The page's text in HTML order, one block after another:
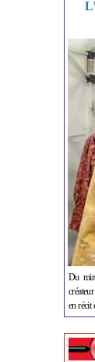
Du
en récit